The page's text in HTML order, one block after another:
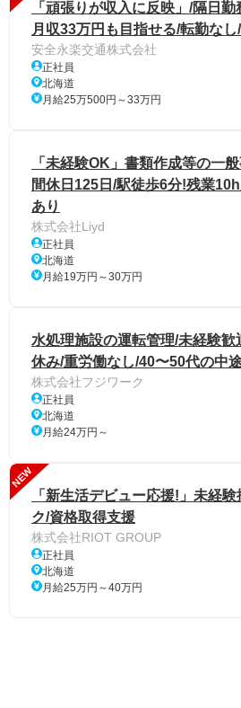
「頑張りが収入に反映」/隔日
月収33万円も目指せる/転勤なし/
安全永楽交通株式会社
正社員
北海道
月給25万500円～33万円
「未経験OK」書類作成等の一
間休日125日/駅徒歩6分!残業
あり
株式会社Liyd
正社員
北海道
月給19万円～30万円
水処理施設の運転管理/未経験歓
休み/重労働なし/40〜50代の中
株式会社フジワーク
正社員
北海道
月給24万円～
NEW
「新生活デビュー応援!」未経
ク/資格取得支援
株式会社RIOT GROUP
正社員
北海道
月給25万円～40万円